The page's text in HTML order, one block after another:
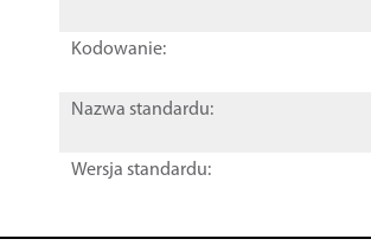
Kodowanie:
Nazwa standardu:
Wersja standardu: